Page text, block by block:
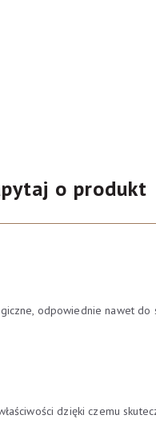
o produkt
odpowiednie nawet do
dzięki czemu